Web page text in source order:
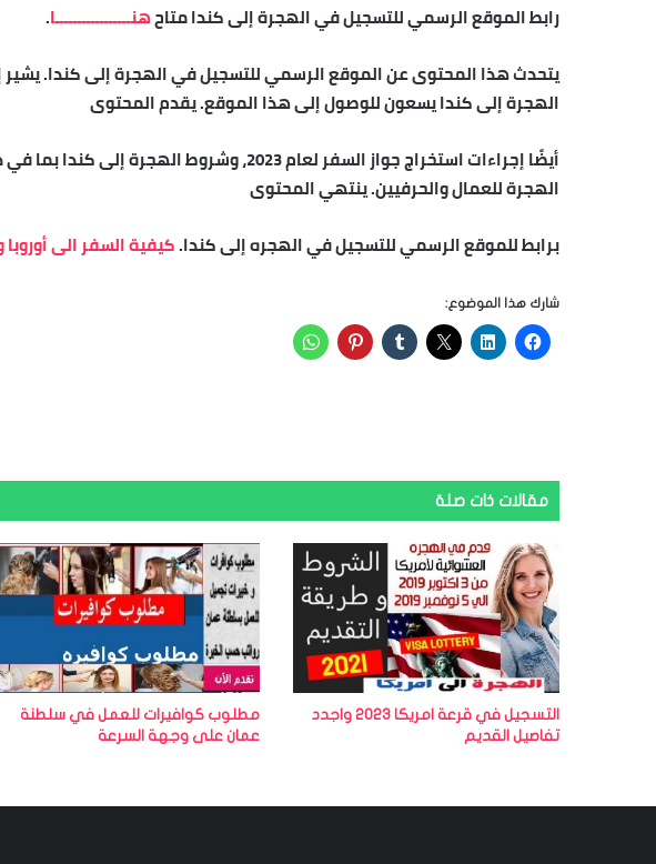
رابط الموقع الرسمي للتسجيل في الهجرة إلى كندا متاحهنـــــــــــــــــا.
يتحدث هذا المحتوى عن الموقع الرسمي للتسجيل في الهجرة إلى كندا. يشير
الهجرة إلى كندا يسعون للوصول إلى هذا الموقع. يقدم المحتوى
أيضًا إجراءات استخراج جواز السفر لعام 2023،
الهجرة للعمال والحرفيين. ينتهي المحتوى
برابط للموقع الرسمي للتسجيل في الهجره إلى كندا.كيفية السفر الى
شارك هذا الموضوع:
مقالات ذات صلة
التسجيل في قرعة امريكا 2023 واجدد
تفاصيل القديم
مطلوب كوافيرات للعمل في سلطنة
عمان على وجهة السرعة